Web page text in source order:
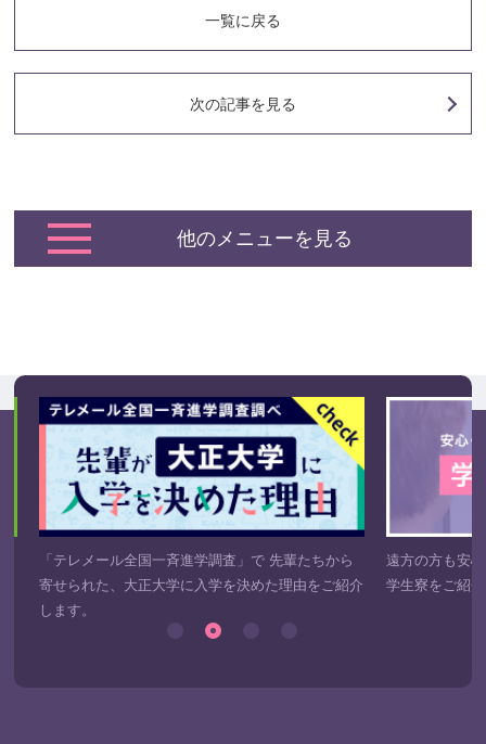
一覧に戻る
次の記事を見る
他のメニューを見る
「テレメール全国一斉進学調査」で 先輩たちから
寄せられた、大正大学に入学を決めた理由をご紹介
します。
遠方の方も安
学生寮をご紹